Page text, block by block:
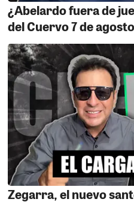
nota a leguas, cada vez
sobre sus propuestas son
le dan con palo y le hacen
paso como regidora de la
no destacó precisamente
gestión de Carlos Reyes,
complaciente con la
que no va sacar ni pal te.
EL DESEMBARCADO.El
Ordóñez fue literalmente
tren, para sorpresa de
025/SNO que apareció en
sorpresa, que el
¿Abelardo fuera de
del Cuervo 7 de
Zegarra, el nuevo